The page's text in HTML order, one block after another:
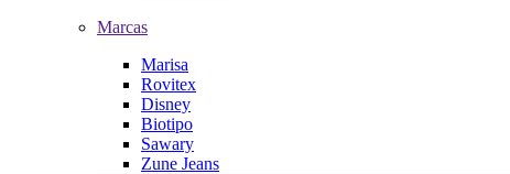
Marcas
Marisa
Rovitex
Disney
Biotipo
Sawary
Zune Jeans